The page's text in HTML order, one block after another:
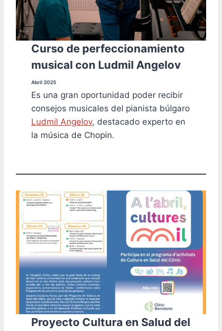
Curso de perfeccionamiento
musical con Ludmil Angelov
Abril 2025
Es una gran oportunidad poder recibir
consejos musicales del pianista búlgaro
Ludmil Angelov, destacado experto en
la música de Chopin.
Proyecto Cultura en Salud del